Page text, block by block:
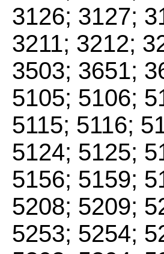
3126; 3127;
3211; 3212;
3503; 3651;
5105; 5106;
5115; 5116;
5124; 5125;
5156; 5159;
5208; 5209;
5253; 5254;